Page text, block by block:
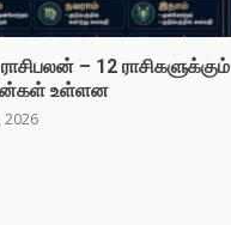
– 12 ராசிகளுக்கும்
உள்ளன
2026